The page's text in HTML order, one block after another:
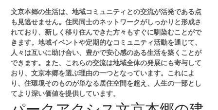
文京本郷の生活は、地域コミュニティとの交流が活発である点
も見逃せません。住民同士のネットワークがしっかりと形成さ
れており、新しく移り住んできた方々もすぐに馴染むことがで
きます。地域イベントや定期的なコミュニティ活動を通じて、
人々は互いに助け合い、豊かで安心感のある生活を築くことが
できます。また、これらの交流は地域全体の発展にも寄与して
おり、文京本郷を選ぶ理由の一つとなっています。これによ
り、住環境そのものが単なる居住空間を超え、人生の一部とし
てより深い価値を提供しています。